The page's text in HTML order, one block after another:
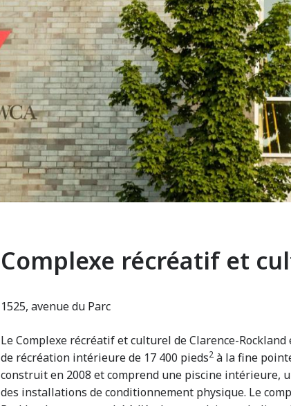
Complexe récréatif et
1525, avenue du Parc
Le Complexe récréatif et culturel de Clarence-
de récréation intérieure de 17 400 pieds2à la fine
construit en 2008 et comprend une piscine intérieure,
des installations de conditionnement physique. Le